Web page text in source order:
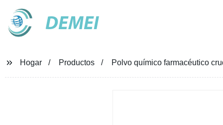
DEMEI
Hogar Productos Polvo químico farmacéutico